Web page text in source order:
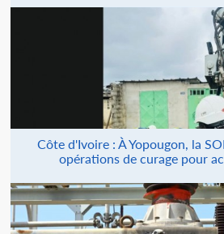
Côte d'Ivoire : À Yopougon, la
opérations de curage pour